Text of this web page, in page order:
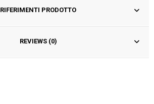
RIFERIMENTI PRODOTTO
REVIEWS (0)